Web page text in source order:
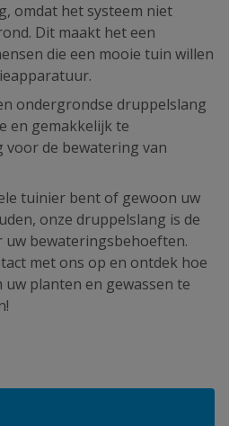
omdat het systeem niet
Dit maakt het een
die een mooie tuin willen
ondergrondse druppelslang
en gemakkelijk te
de bewatering van
tuinier bent of gewoon uw
onze druppelslang is de
bewateringsbehoeften.
met ons op en ontdek hoe
planten en gewassen te